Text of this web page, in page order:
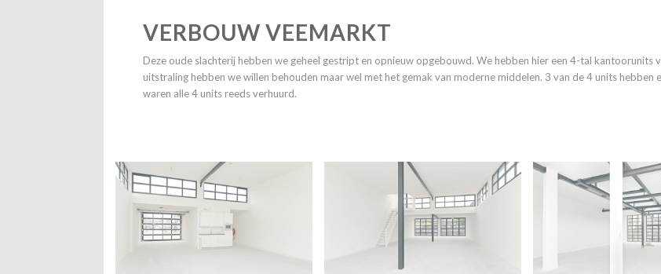
VERBOUW VEEMARKT
Deze oude slachterij hebben we geheel gestript en opnieuw opgebouwd. We hebben hier een 4-tal kantoorunits
uitstraling hebben we willen behouden maar wel met het gemak van moderne middelen. 3 van de 4 units hebben
waren alle 4 units reeds verhuurd.